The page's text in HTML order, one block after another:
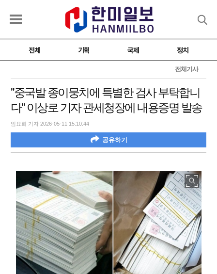
전체 기획 국제 정치
전체기사
"중국발 종이뭉치에 특별한 검사 부탁합니
다" 이상로 기자 관세청장에 내용증명 발송
임요희 기자 2026-05-11 15:10:44
공유하기